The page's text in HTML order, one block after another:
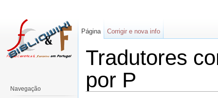
Tradutores
por P
Página Corrigir e nova info
Navegação